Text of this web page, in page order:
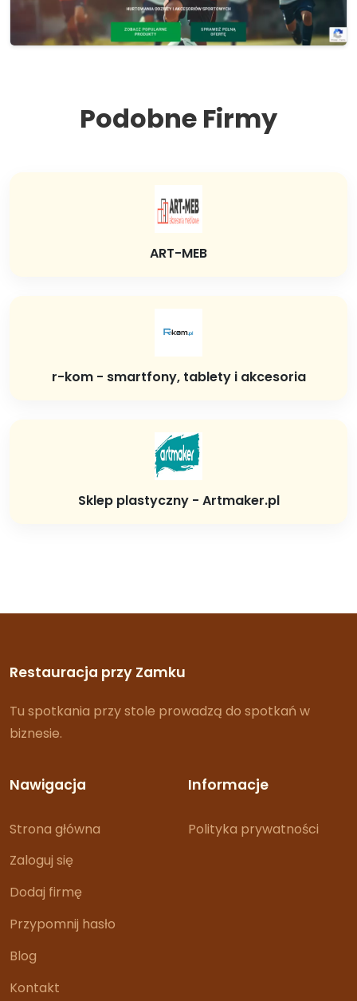
Podobne Firmy
ART-MEB
r-kom - smartfony, tablety i akcesoria
Sklep plastyczny - Artmaker.pl
Restauracja przy Zamku
Tu spotkania przy stole prowadzą do spotkań w
biznesie.
Nawigacja
Strona główna
Zaloguj się
Dodaj firmę
Przypomnij hasło
Blog
Kontakt
Informacje
Polityka prywatności